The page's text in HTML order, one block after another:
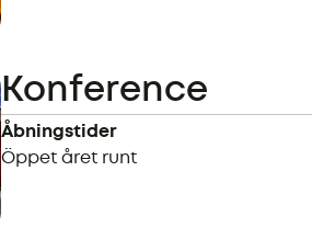
Konference
Åbningstider
Öppet året runt